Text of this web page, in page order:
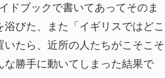
ドブックで書いてあってそのま
びた、また「イギリスではどこ
たら、近所の人たちがこそこそ
勝手に動いてしまった結果で